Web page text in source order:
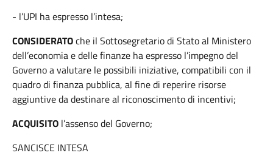
- l’UPI ha espresso l’intesa;
CONSIDERATOche il Sottosegretario di Stato al Ministero
dell’economia e delle finanze ha espresso l’impegno del
Governo a valutare le possibili iniziative, compatibili con il
quadro di finanza pubblica, al fine di reperire risorse
aggiuntive da destinare al riconoscimento di incentivi;
ACQUISITO l’assenso del Governo;
SANCISCE INTESA